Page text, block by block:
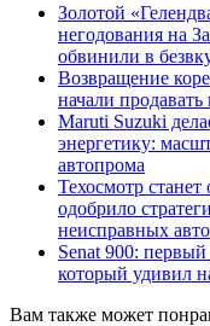
Золотой
негодования на
обвинили в
Возвращение
начали
Maruti Suzuki
энергетику:
автопрома
Техосмотр станет
одобрило
неисправных авто
Senat 900:
который удивил
Вам также может